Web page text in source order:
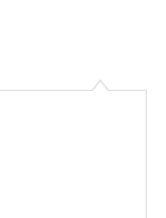
bir mücevher.